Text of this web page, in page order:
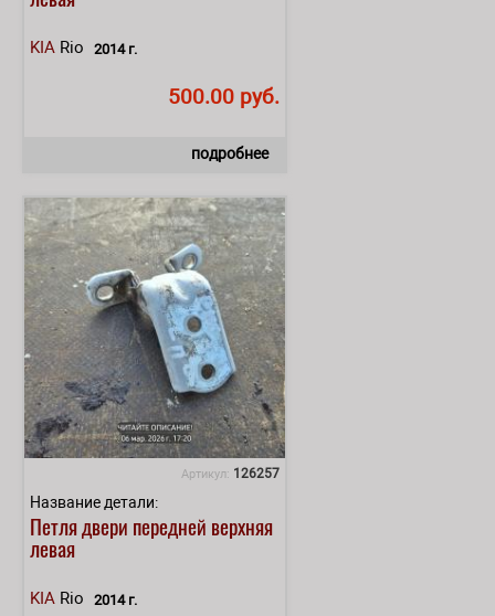
KIA Rio 2014 г.
500.00 руб.
подробнее
Артикул: 126257
Название детали:
Петля двери передней верхняя
левая
KIA Rio 2014 г.